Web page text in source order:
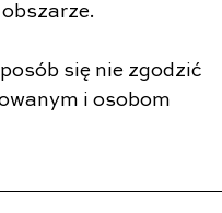
się nie zgodzić
i osobom